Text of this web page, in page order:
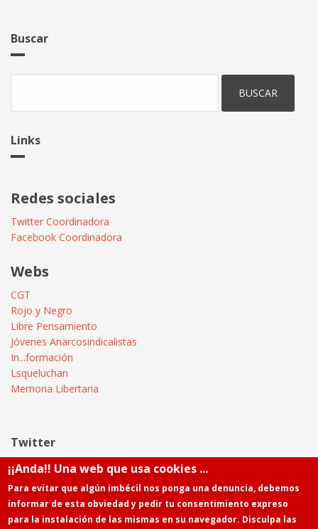
Buscar
Links
Redes sociales
Twitter Coordinadora
Facebook Coordinadora
Webs
CGT
Rojo y Negro
Libre Pensamiento
Jóvenes Anarcosindicalistas
In...formación
Lsqueluchan
Memoria Libertaria
Twitter
Tweets by @Informatica_CGT
¡¡Anda!! Una web que usa cookies ...
Para evitar que algún imbécil nos ponga una denuncia, debemos
informar de esta obviedad y pedir tu consentimiento expreso
para la instalación de las mismas en su navegador. Disculpa las